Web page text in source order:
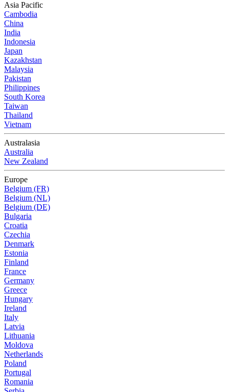
Asia Pacific
Cambodia
China
India
Indonesia
Japan
Kazakhstan
Malaysia
Pakistan
Philippines
South Korea
Taiwan
Thailand
Vietnam
Australasia
Australia
New Zealand
Europe
Belgium (FR)
Belgium (NL)
Belgium (DE)
Bulgaria
Croatia
Czechia
Denmark
Estonia
Finland
France
Germany
Greece
Hungary
Ireland
Italy
Latvia
Lithuania
Moldova
Netherlands
Poland
Portugal
Romania